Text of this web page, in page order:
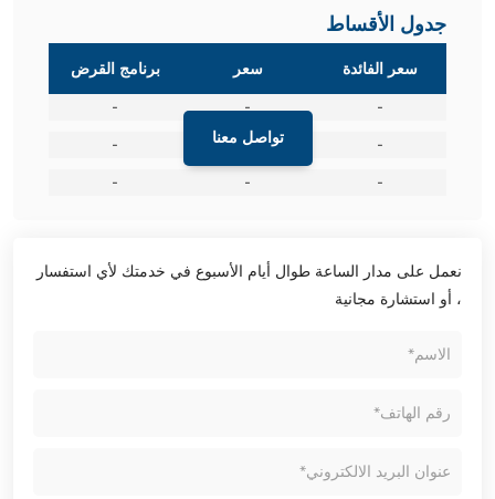
جدول الأقساط
تواصل معنا
سعر الفائدة سعر
برنامج القرض
-
-
-
-
-
-
-
-
-
نعمل على مدار الساعة طوال أيام الأسبوع في خدمتك لأي استفسار
، أو استشارة مجانية